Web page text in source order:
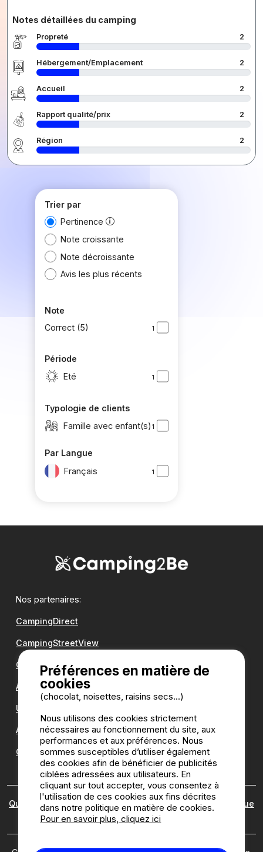
Notes détaillées du camping
Propreté 2
Hébergement/Emplacement 2
Accueil 2
Rapport qualité/prix 2
Région 2
Trier par
Pertinence
Note croissante
Note décroissante
Avis les plus récents
Note
Correct (5)
1
Période
Eté
1
Typologie de clients
Famille avec enfant(s) 1
Par Langue
Français
1
Nos partenaires:
CampingDirect
CampingStreetView
Groupe Romanée
Antilope VAN
Une question ?
Annuaire des campings
Guide camping
Qui sommes nous ? |Mentions légales| Cookies|
Politique
des avis
Préférences en matière de
cookies
(chocolat, noisettes, raisins secs...)
Nous utilisons des cookies strictement
nécessaires au fonctionnement du site, aux
performances et aux préférences. Nous
sommes susceptibles d’utiliser également
des cookies afin de bénéficier de publicités
ciblées adressées aux utilisateurs. En
cliquant sur tout accepter, vous consentez à
l'utilisation de ces cookies aux fins décrites
dans notre politique en matière de cookies.
Pour en savoir plus, cliquez ici